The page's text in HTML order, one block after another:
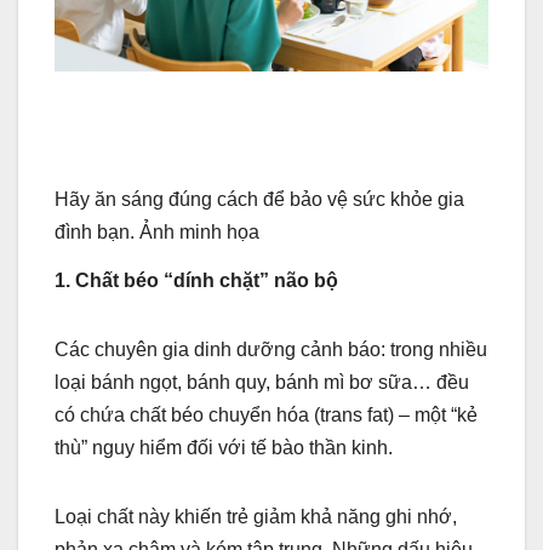
Hãy ăn sáng đúng cách để bảo vệ sức khỏe gia
đình bạn. Ảnh minh họa
1. Chất béo “dính chặt” não bộ
Các chuyên gia dinh dưỡng cảnh báo: trong nhiều
loại bánh ngọt, bánh quy, bánh mì bơ sữa… đều
có chứa chất béo chuyển hóa (trans fat) – một “kẻ
thù” nguy hiểm đối với tế bào thần kinh.
Loại chất này khiến trẻ giảm khả năng ghi nhớ,